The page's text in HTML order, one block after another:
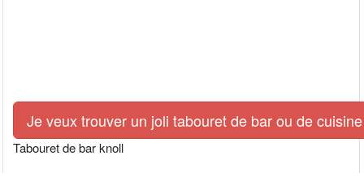
Je veux trouver un joli tabouret de bar ou de
Tabouret de bar knoll